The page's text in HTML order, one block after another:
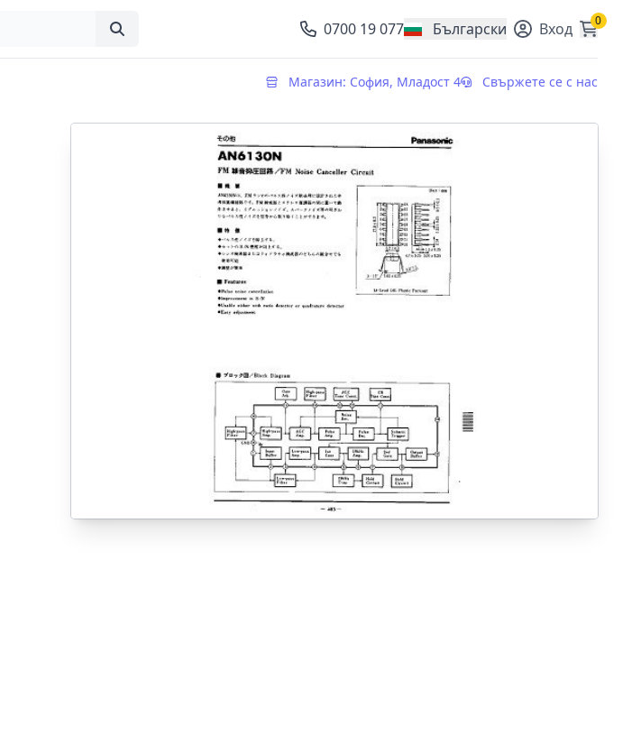
0700 19 077 Български
, change currency Вход 0
Магазин: София, Младост 4 Свържете се с нас